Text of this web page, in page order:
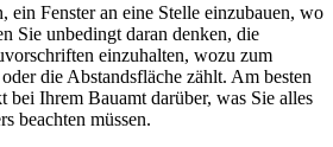
ein Fenster an eine Stelle einzubauen, wo
Sie unbedingt daran denken, die
einzuhalten, wozu zum
die Abstandsfläche zählt. Am besten
bei Ihrem Bauamt darüber, was Sie alles
beachten müssen.